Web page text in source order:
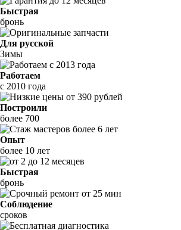
Быстрая
бронь
Для русской
Зимы
Работаем
с 2010 года
Построили
более 700
Опыт
более 10 лет
Быстрая
бронь
Соблюдение
сроков